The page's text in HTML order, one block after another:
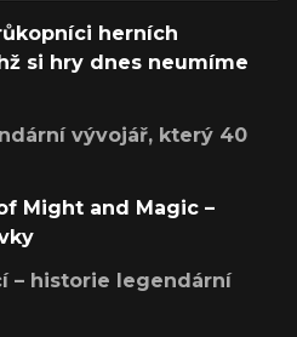
herních
si hry dnes neumíme
vývojář, který 40
Might and Magic –
– historie legendární